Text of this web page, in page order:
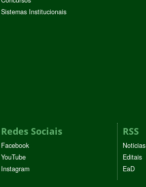
Sistemas Institucionais
Redes Sociais
Facebook
YouTube
Instagram
RSS
Noticias
Editais
EaD